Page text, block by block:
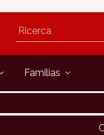
Familias